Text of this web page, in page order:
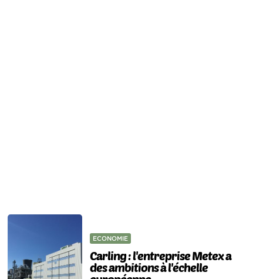
ECONOMIE
Carling : l'entreprise Metex a
des ambitions à l'échelle